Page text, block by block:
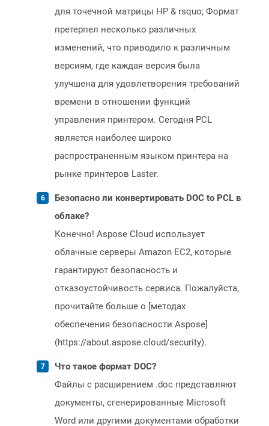
для точечной матрицы HP & rsquo; Формат
претерпел несколько различных
изменений, что приводило к различным
версиям, где каждая версия была
улучшена для удовлетворения требований
времени в отношении функций
управления принтером. Сегодня PCL
является наиболее широко
распространенным языком принтера на
рынке принтеров Laster.
Безопасно ли конвертировать DOC to PCL в
облаке?
Конечно! Aspose Cloud использует
облачные серверы Amazon EC2, которые
гарантируют безопасность и
отказоустойчивость сервиса. Пожалуйста,
прочитайте больше о [методах
обеспечения безопасности Aspose]
(https://about.aspose.cloud/security).
Что такое формат DOC?
Файлы с расширением .doc представляют
документы, сгенерированные Microsoft
Word или другими документами обработки